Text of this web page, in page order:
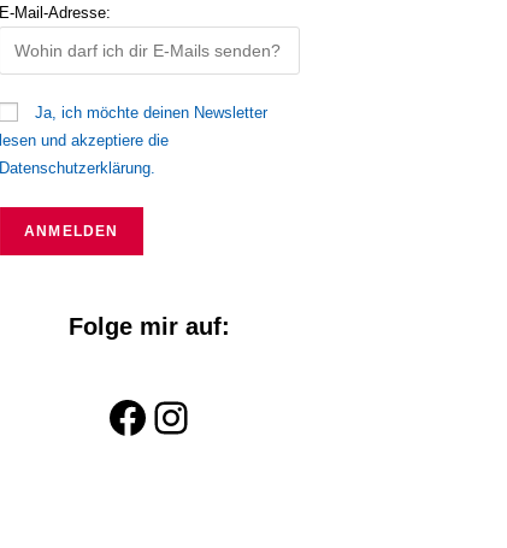
E-Mail-Adresse:
Ja, ich möchte deinen Newsletter
lesen und akzeptiere die
Datenschutzerklärung.
Folge mir auf:
FacebookInstagram